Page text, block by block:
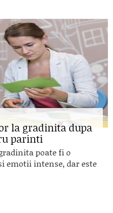
la gradinita dupa
parinti
poate fi o
emotii intense, dar este